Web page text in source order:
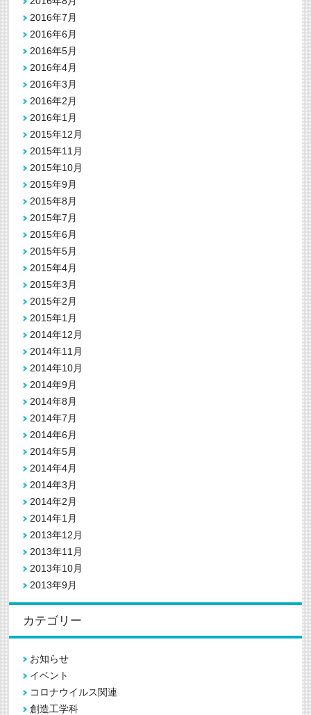
2016年7月
2016年6月
2016年5月
2016年4月
2016年3月
2016年2月
2016年1月
2015年12月
2015年11月
2015年10月
2015年9月
2015年8月
2015年7月
2015年6月
2015年5月
2015年4月
2015年3月
2015年2月
2015年1月
2014年12月
2014年11月
2014年10月
2014年9月
2014年8月
2014年7月
2014年6月
2014年5月
2014年4月
2014年3月
2014年2月
2014年1月
2013年12月
2013年11月
2013年10月
2013年9月
カテゴリー
お知らせ
イベント
コロナウイルス関連
創造工学科